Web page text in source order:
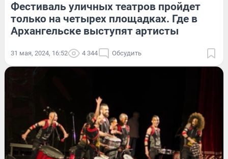
Фестиваль уличных театров пройдет
только на четырех площадках. Где в
Архангельске выступят артисты
31 мая, 2024, 16:52 4 344 Обсудить